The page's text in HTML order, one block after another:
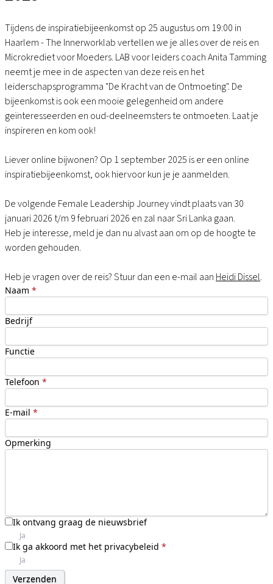
Tijdens de inspiratiebijeenkomst op 25 augustus om 19:00 in
Haarlem - The Innerworklab vertellen we je alles over de reis en
Microkrediet voor Moeders. LAB voor leiders coach Anita Tamming
neemt je mee in de aspecten van deze reis en het
leiderschapsprogramma "De Kracht van de Ontmoeting". De
bijeenkomst is ook een mooie gelegenheid om andere
geïnteresseerden en oud-deelneemsters te ontmoeten. Laat je
inspireren en kom ook!
Liever online bijwonen? Op 1 september 2025 is er een online
inspiratiebijeenkomst, ook hiervoor kun je je aanmelden.
De volgende Female Leadership Journey vindt plaats van 30
januari 2026 t/m 9 februari 2026 en zal naar Sri Lanka gaan.
Heb je interesse, meld je dan nu alvast aan om op de hoogte te
worden gehouden.
Heb je vragen over de reis? Stuur dan een e-mail aan Heidi Dissel.
Naam *
Bedrijf
Functie
Telefoon *
E-mail *
Opmerking
Ik ontvang graag de nieuwsbrief
Ja
Ik ga akkoord met het privacybeleid *
Ja